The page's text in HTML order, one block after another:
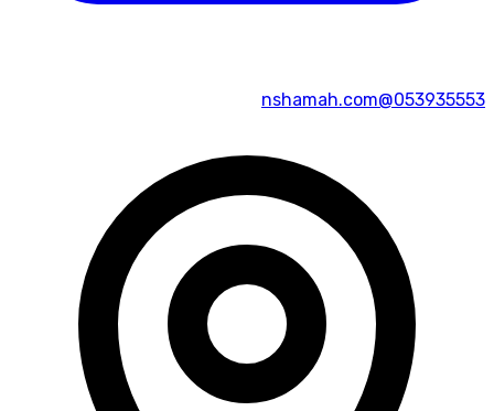
053935553@nshamah.com